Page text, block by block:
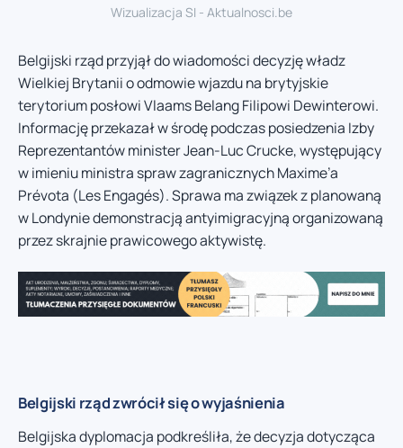
Wizualizacja SI - Aktualnosci.be
Belgijski rząd przyjął do wiadomości decyzję władz
Wielkiej Brytanii o odmowie wjazdu na brytyjskie
terytorium posłowi Vlaams Belang Filipowi Dewinterowi.
Informację przekazał w środę podczas posiedzenia Izby
Reprezentantów minister Jean-Luc Crucke, występujący
w imieniu ministra spraw zagranicznych Maxime’a
Prévota (Les Engagés). Sprawa ma związek z planowaną
w Londynie demonstracją antyimigracyjną organizowaną
przez skrajnie prawicowego aktywistę.
Belgijski rząd zwrócił się o wyjaśnienia
Belgijska dyplomacja podkreśliła, że decyzja dotycząca